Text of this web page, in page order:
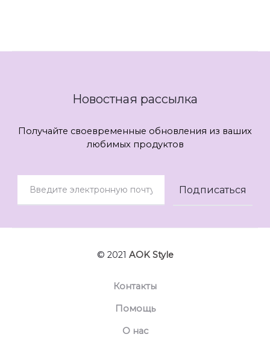
Новостная рассылка
Получайте своевременные обновления из ваших
любимых продуктов
© 2021 AOK Style
Контакты
Помощь
О нас